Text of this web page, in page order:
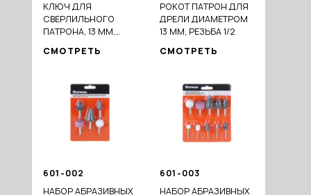
КЛЮЧ ДЛЯ
СВЕРЛИЛЬНОГО
ПАТРОНА, 13 ММ,
РУЧКА
СМОТРЕТЬ
РОКОТ ПАТРОН ДЛЯ
ДРЕЛИ ДИАМЕТРОМ
13 ММ, РЕЗЬБА 1/2
СМОТРЕТЬ
601-002
НАБОР АБРАЗИВНЫХ
601-003
НАБОР АБРАЗИВНЫХ